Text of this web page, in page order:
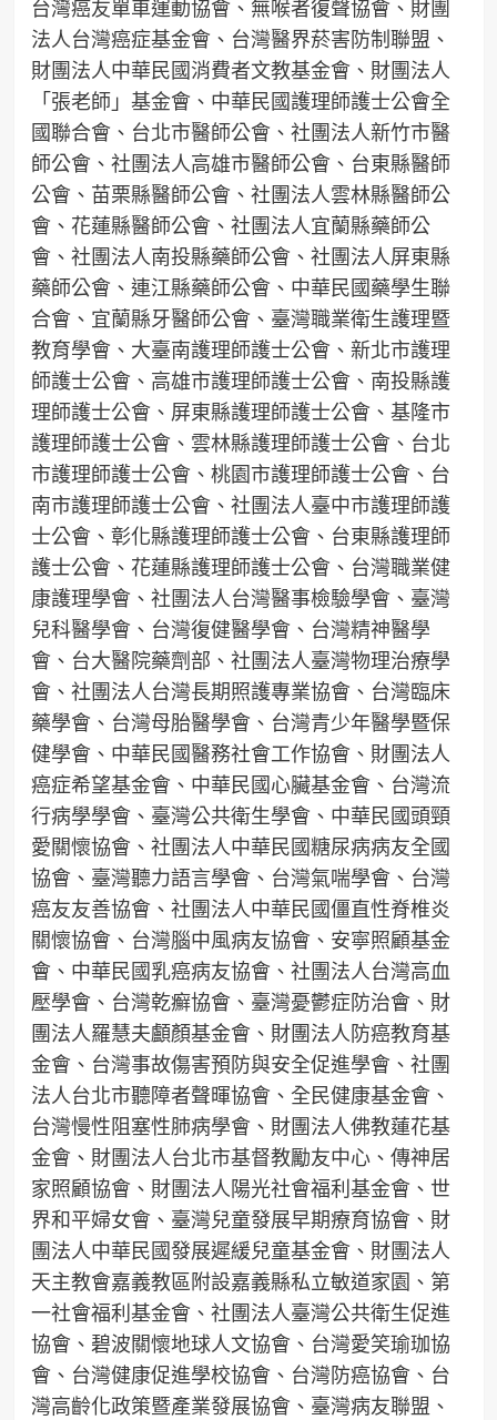
台灣癌友單車運動協會、無喉者復聲協會、財團
法人台灣癌症基金會、台灣醫界菸害防制聯盟、
財團法人中華民國消費者文教基金會、財團法人
「張老師」基金會、中華民國護理師護士公會全
國聯合會、台北市醫師公會、社團法人新竹市醫
師公會、社團法人高雄市醫師公會、台東縣醫師
公會、苗栗縣醫師公會、社團法人雲林縣醫師公
會、花蓮縣醫師公會、社團法人宜蘭縣藥師公
會、社團法人南投縣藥師公會、社團法人屏東縣
藥師公會、連江縣藥師公會、中華民國藥學生聯
合會、宜蘭縣牙醫師公會、臺灣職業衛生護理暨
教育學會、大臺南護理師護士公會、新北市護理
師護士公會、高雄市護理師護士公會、南投縣護
理師護士公會、屏東縣護理師護士公會、基隆市
護理師護士公會、雲林縣護理師護士公會、台北
市護理師護士公會、桃園市護理師護士公會、台
南市護理師護士公會、社團法人臺中市護理師護
士公會、彰化縣護理師護士公會、台東縣護理師
護士公會、花蓮縣護理師護士公會、台灣職業健
康護理學會、社團法人台灣醫事檢驗學會、臺灣
兒科醫學會、台灣復健醫學會、台灣精神醫學
會、台大醫院藥劑部、社團法人臺灣物理治療學
會、社團法人台灣長期照護專業協會、台灣臨床
藥學會、台灣母胎醫學會、台灣青少年醫學暨保
健學會、中華民國醫務社會工作協會、財團法人
癌症希望基金會、中華民國心臟基金會、台灣流
行病學學會、臺灣公共衛生學會、中華民國頭頸
愛關懷協會、社團法人中華民國糖尿病病友全國
協會、臺灣聽力語言學會、台灣氣喘學會、台灣
癌友友善協會、社團法人中華民國僵直性脊椎炎
關懷協會、台灣腦中風病友協會、安寧照顧基金
會、中華民國乳癌病友協會、社團法人台灣高血
壓學會、台灣乾癬協會、臺灣憂鬱症防治會、財
團法人羅慧夫顱顏基金會、財團法人防癌教育基
金會、台灣事故傷害預防與安全促進學會、社團
法人台北市聽障者聲暉協會、全民健康基金會、
台灣慢性阻塞性肺病學會、財團法人佛教蓮花基
金會、財團法人台北市基督教勵友中心、傳神居
家照顧協會、財團法人陽光社會福利基金會、世
界和平婦女會、臺灣兒童發展早期療育協會、財
團法人中華民國發展遲緩兒童基金會、財團法人
天主教會嘉義教區附設嘉義縣私立敏道家園、第
一社會福利基金會、社團法人臺灣公共衛生促進
協會、碧波關懷地球人文協會、台灣愛笑瑜珈協
會、台灣健康促進學校協會、台灣防癌協會、台
灣高齡化政策暨產業發展協會、臺灣病友聯盟、